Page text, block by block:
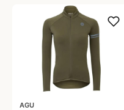
AGU